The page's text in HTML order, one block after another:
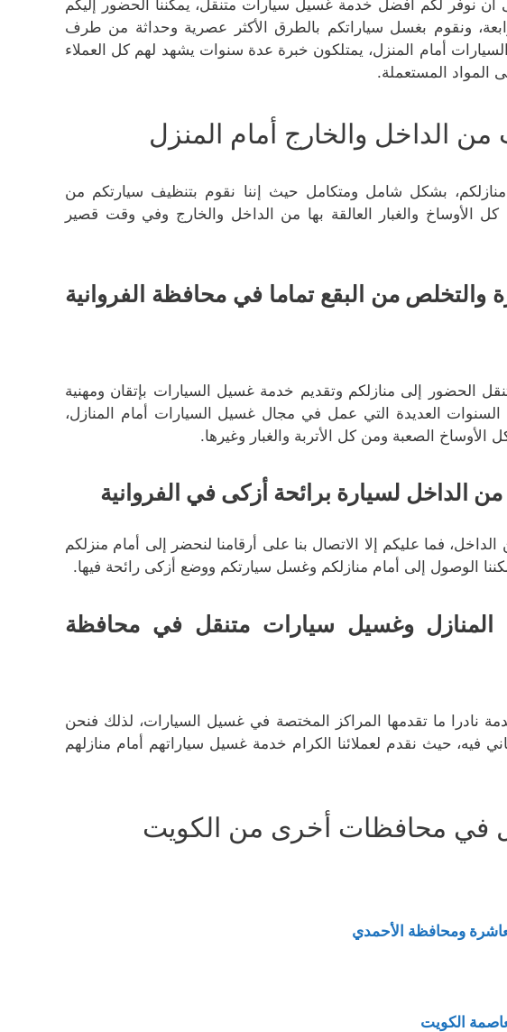
نوفر لكم أفضل خدمة غسيل سيارات متنقل، يمكننا الحضور إليكم
ونقوم بغسل سياراتكم بالطرق الأكثر عصرية وحداثة من طرف
أمام المنزل، يمتلكون خبرة عدة سنوات يشهد لهم كل العملاء
المواد المستعملة.
الداخل والخارج أمام المنزل
بشكل شامل ومتكامل حيث إننا نقوم بتنظيف سيارتكم من
الأوساخ والغبار العالقة بها من الداخل والخارج وفي وقت قصير
من البقع تماما في محافظة الفروانية
الحضور إلى منازلكم وتقديم خدمة غسيل السيارات بإتقان ومهنية
السنوات العديدة التي عمل في مجال غسيل السيارات أمام المنازل،
الصعبة ومن كل الأتربة والغبار وغيرها.
الداخل لسيارة برائحة أزكى في الفروانية
فما عليكم إلا الاتصال بنا على أرقامنا لنحضر إلى أمام منزلكم
الوصول إلى أمام منازلكم وغسل سيارتكم ووضع أزكى رائحة فيها.
المنازل وغسيل سيارات متنقل في محافظة
نادرا ما تقدمها المراكز المختصة في غسيل السيارات، لذلك فنحن
فيه، حيث نقدم لعملائنا الكرام خدمة غسيل سياراتهم أمام منازلهم
في محافظات أخرى من الكويت
ومحافظة الأحمدي
الكويت